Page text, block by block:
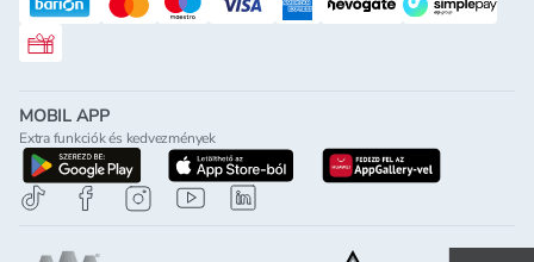
Rossmann ajándékkártya
MOBIL APP
Extra funkciók és kedvezmények
letöltés a google-play-rölletöltés az app-store-ból
letöltés